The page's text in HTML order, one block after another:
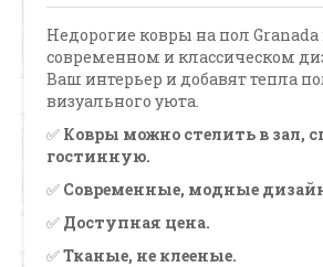
Недорогие ковры на пол Granada
современном и классическом
Ваш интерьер и добавят тепла
визуального уюта.
✅ Ковры можно стелить в зал,
гостинную.
✅ Современные, модные
✅ Доступная цена.
✅Тканые, не клееные.